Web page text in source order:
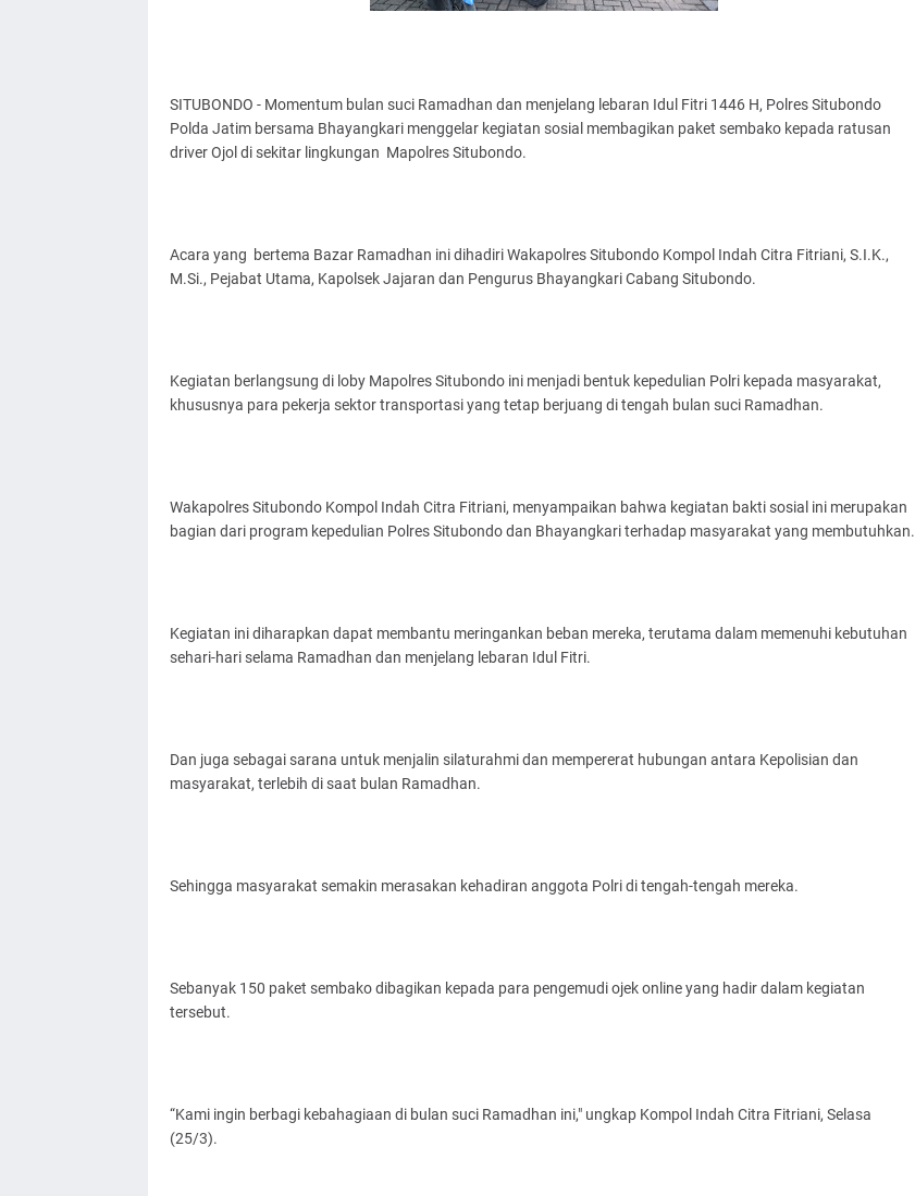
SITUBONDO - Momentum bulan suci Ramadhan dan menjelang lebaran Idul Fitri 1446 H, Polres Situbondo
Polda Jatim bersama Bhayangkari menggelar kegiatan sosial membagikan paket sembako kepada ratusan
driver Ojol di sekitar lingkungan Mapolres Situbondo.
Acara yang bertema Bazar Ramadhan ini dihadiri Wakapolres Situbondo Kompol Indah Citra Fitriani, S.I.K.,
M.Si., Pejabat Utama, Kapolsek Jajaran dan Pengurus Bhayangkari Cabang Situbondo.
Kegiatan berlangsung di loby Mapolres Situbondo ini menjadi bentuk kepedulian Polri kepada masyarakat,
khususnya para pekerja sektor transportasi yang tetap berjuang di tengah bulan suci Ramadhan.
Wakapolres Situbondo Kompol Indah Citra Fitriani, menyampaikan bahwa kegiatan bakti sosial ini merupakan
bagian dari program kepedulian Polres Situbondo dan Bhayangkari terhadap masyarakat yang membutuhkan.
Kegiatan ini diharapkan dapat membantu meringankan beban mereka, terutama dalam memenuhi kebutuhan
sehari-hari selama Ramadhan dan menjelang lebaran Idul Fitri.
Dan juga sebagai sarana untuk menjalin silaturahmi dan mempererat hubungan antara Kepolisian dan
masyarakat, terlebih di saat bulan Ramadhan.
Sehingga masyarakat semakin merasakan kehadiran anggota Polri di tengah-tengah mereka.
Sebanyak 150 paket sembako dibagikan kepada para pengemudi ojek online yang hadir dalam kegiatan
tersebut.
“Kami ingin berbagi kebahagiaan di bulan suci Ramadhan ini," ungkap Kompol Indah Citra Fitriani, Selasa
(25/3).